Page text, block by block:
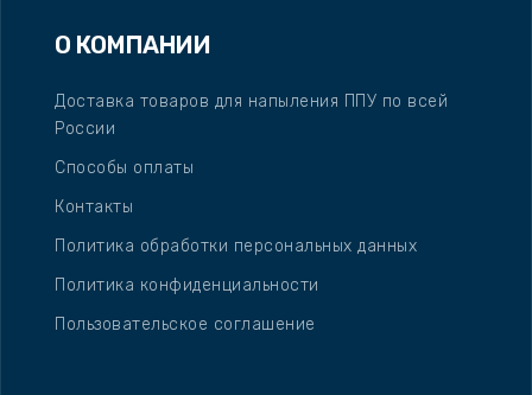
О КОМПАНИИ
Доставка товаров для напыления ППУ по всей
России
Способы оплаты
Контакты
Политика обработки персональных данных
Политика конфиденциальности
Пользовательское соглашение